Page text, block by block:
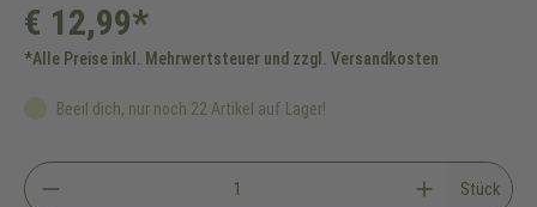
€ 12,99*
*Alle Preise inkl. Mehrwertsteuer und zzgl. Versandkosten
Beeil dich, nur noch 22 Artikel auf Lager!
Stück